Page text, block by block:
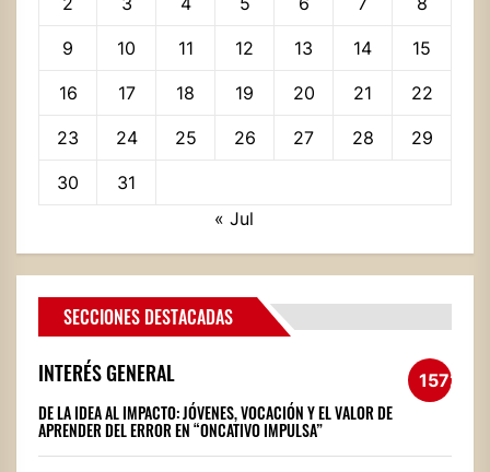
9 10 11 12 13 14 15
16 17 18 19 20 21 22
23 24 25 26 27 28 29
30
31
« Jul
SECCIONES DESTACADAS
INTERÉS GENERAL 1572
DE LA IDEA AL IMPACTO: JÓVENES, VOCACIÓN Y EL VALOR DE
APRENDER DEL ERROR EN “ONCATIVO IMPULSA”